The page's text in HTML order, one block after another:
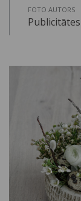
FOTO AUTORS